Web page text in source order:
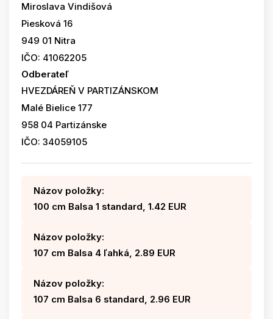
Miroslava Vindišová
Piesková 16
949 01 Nitra
IČO: 41062205
Odberateľ
HVEZDÁREŇ V PARTIZÁNSKOM
Malé Bielice 177
958 04 Partizánske
IČO: 34059105
Názov položky:
100 cm Balsa 1 standard, 1.42 EUR
Názov položky:
107 cm Balsa 4 ľahká, 2.89 EUR
Názov položky:
107 cm Balsa 6 standard, 2.96 EUR